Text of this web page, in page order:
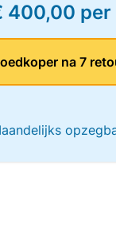
400,00 per
na 7